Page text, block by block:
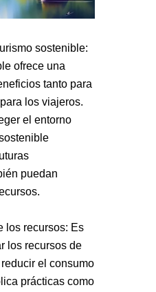
sostenible:
ofrece una
tanto para
los viajeros.
el entorno
puedan
los recursos: Es
los recursos de
el consumo
prácticas como